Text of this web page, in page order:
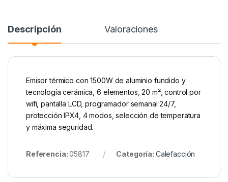
Descripción Valoraciones
Emisor térmico con 1500W de aluminio fundido y
tecnología cerámica, 6 elementos, 20 m², control por
wifi, pantalla LCD, programador semanal 24/7,
protección IPX4, 4 modos, selección de temperatura
y máxima seguridad.
Referencia:05817 Categoría: Calefacción